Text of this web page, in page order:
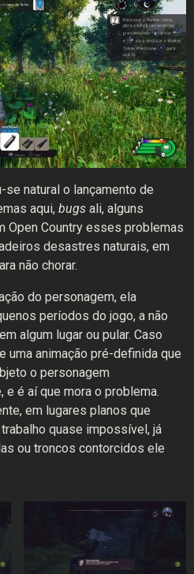
natural o lançamento de
aqui, bugs ali, alguns
Open Country esses problemas
desastres naturais, em
não chorar.
do personagem, ela
períodos do jogo, a não
algum lugar ou pular. Caso
uma animação pré-definida que
o personagem
é aí que mora o problema.
em lugares planos que
quase impossível, já
ou troncos contorcidos ele